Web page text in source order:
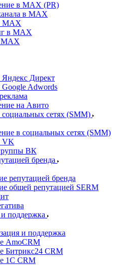
в MAX (PR)
в MAX
MAX
в MAX
MAX
Яндекс Директ
Google Adwords
на Авито
сетях (SMM)
в социальных сетях (SMM)
VK
ВК
бренда
репутацией бренда
общей репутацией SERM
поддержка
и поддержка
AmoCRM
Битрикс24 CRM
1C CRM